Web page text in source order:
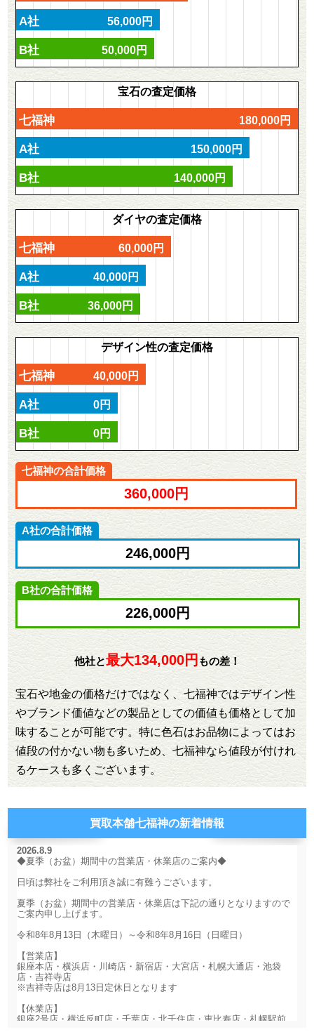
A社 56,000円
B社 50,000円
宝石の査定価格
七福神 180,000円
A社 150,000円
B社 140,000円
ダイヤの査定価格
七福神 60,000円
A社 40,000円
B社 36,000円
デザイン性の査定価格
七福神 40,000円
A社 0円
B社 0円
七福神の合計価格
360,000円
A社の合計価格
246,000円
B社の合計価格
226,000円
他社と最大134,000円もの差！
宝石や地金の価格だけではなく、七福神ではデザイン性
やブランド価値などの製品としての価値も価格として加
味することが可能です。特に色石はお品物によってはお
値段の付かない物も多いため、七福神なら値段が付けれ
るケースも多くございます。
買取本舗七福神の新着情報